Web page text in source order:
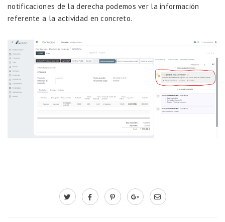
notificaciones de la derecha podemos ver la información
referente a la actividad en concreto.